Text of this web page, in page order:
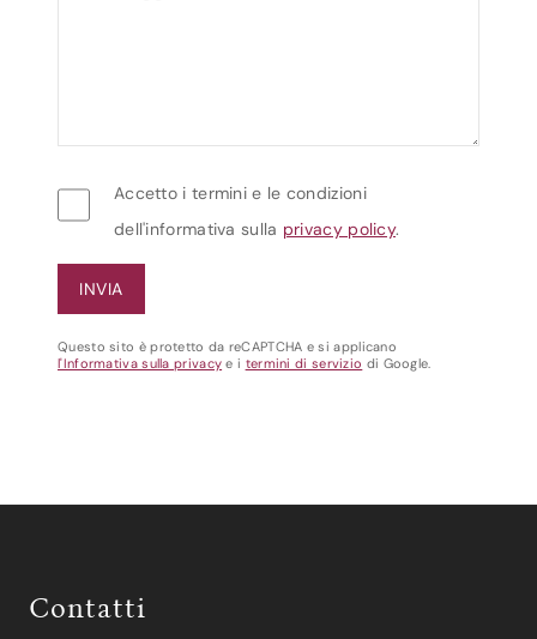
Accetto i termini e le condizioni
dell'informativa sulla privacy policy.
Questo sito è protetto da reCAPTCHA e si applicano
l'Informativa sulla privacy e i termini di servizio di Google.
Contatti